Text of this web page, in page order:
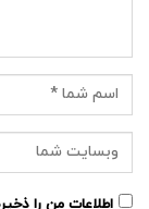
اطلاعات من را